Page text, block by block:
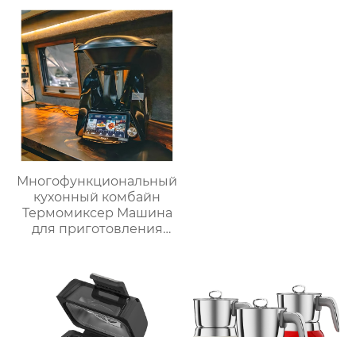
нержавеющей стали,
домашний
пароварочный
аппарат для молока
Многофункциональный
кухонный комбайн
Термомиксер Машина
для приготовления